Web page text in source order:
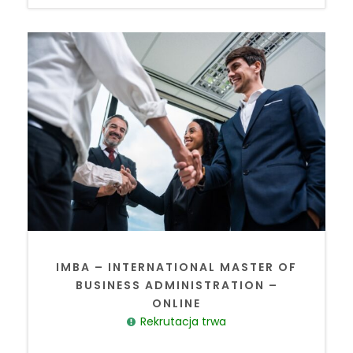
IMBA – INTERNATIONAL MASTER OF
BUSINESS ADMINISTRATION –
ONLINE
Rekrutacja trwa